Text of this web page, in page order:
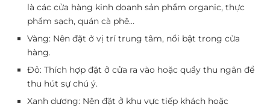
là các cửa hàng kinh doanh sản phẩm organic, thực
phẩm sạch, quán cà phê…
Vàng: Nên đặt ở vị trí trung tâm, nổi bật trong cửa
hàng.
Đỏ: Thích hợp đặt ở cửa ra vào hoặc quầy thu ngân để
thu hút sự chú ý.
Xanh dương: Nên đặt ở khu vực tiếp khách hoặc